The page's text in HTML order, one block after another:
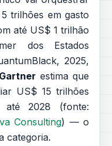
trilhões em gasto
até US$ 1 trilhão
dos Estados
2025,
Gartner estima que
US$ 15 trilhões
até 2028 (fonte:
Consulting) — o
categoria.